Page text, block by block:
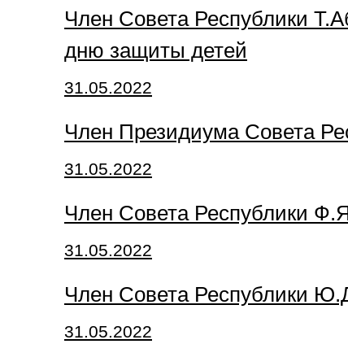
Член Совета Республики
дню защиты детей
31.05.2022
Член Президиума Совета
31.05.2022
Член Совета Республики
31.05.2022
Член Совета Республики
31.05.2022